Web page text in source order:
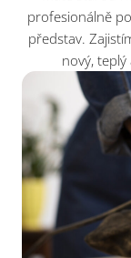
profesionálně
představ.
nový,